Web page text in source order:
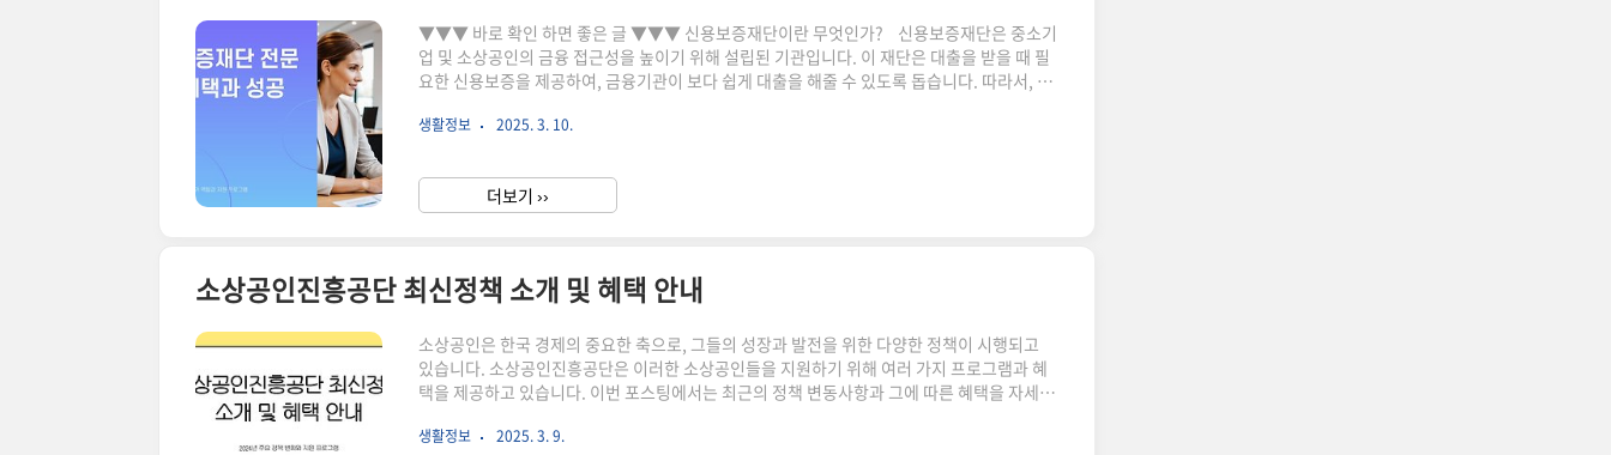
▼▼▼ 바로 확인 하면 좋은 글 ▼▼▼ 신용보증재단이란 무엇인가? 신용보증재단은 중소기
업 및 소상공인의 금융 접근성을 높이기 위해 설립된 기관입니다. 이 재단은 대출을 받을 때 필
요한 신용보증을 제공하여, 금융기관이 보다 쉽게 대출을 해줄 수 있도록 돕습니다. 따라서, 신
다. 신용보증재단은 특히 상담 서비스와 프로그램 안내를 제공하여, 기업이 필요한 정보를 손
를 극대화하는 데 중요한 역할을 합니다.신용보증재단의 역할: 중소기업 금융 지원신용보증의
중요성: 대출 접근성 향상상담 서비스 제공: 정보 획득 용이신용보증재단의..
생활정보 2025. 3. 10.
더보기 ››
소상공인진흥공단 최신정책 소개 및 혜택 안내
소상공인은 한국 경제의 중요한 축으로, 그들의 성장과 발전을 위한 다양한 정책이 시행되고
있습니다. 소상공인진흥공단은 이러한 소상공인들을 지원하기 위해 여러 가지 프로그램과 혜
택을 제공하고 있습니다. 이번 포스팅에서는 최근의 정책 변동사항과 그에 따른 혜택을 자세히
진흥공단은 소상공인의 경쟁력 강화를 위해 다양한 지원을 아끼지 않으며, 기술 지원, 자금 지
생활정보 2025. 3. 9.